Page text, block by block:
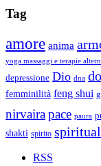
Tag
amore anima
yoga massaggi e terapie
depressione Dio dna
femminilità feng shui
nirvairapace paura
shakti spirito
RSS